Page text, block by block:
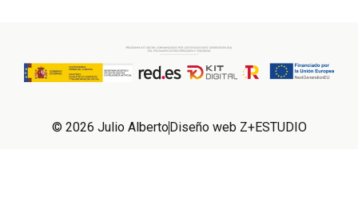
© 2026 Julio Alberto Diseño web Z+ESTUDIO